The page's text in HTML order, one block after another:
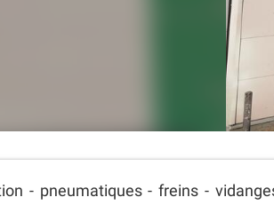
- pneumatiques - freins -